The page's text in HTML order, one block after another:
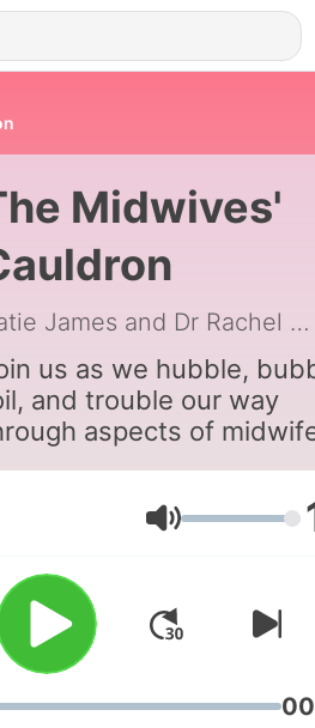
Midwives'
Katie James and Dr Rachel Reed
us as we hubble,
and trouble our way
aspects of
a variety of topics
birth, and
and what this
today's society. We
able to share in the
of women
Сила на звука